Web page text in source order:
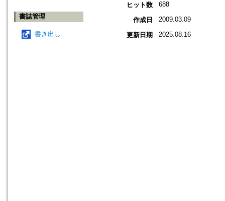
書誌管理
書き出し
ヒット数
688
作成日 2009.03.09
更新日期 2025.08.16